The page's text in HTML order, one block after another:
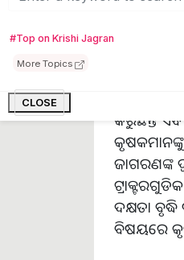
#Top on Krishi Jagran
More Topics
CLOSE
କରୁଛନ୍ତି
ଜାଗରଣଙ୍କ
ଦକ୍ଷତା
ବିଷୟରେ